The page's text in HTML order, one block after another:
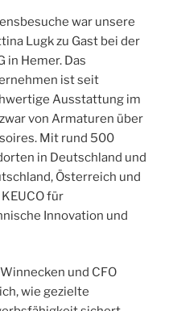
war unsere
Lugk zu Gast bei der
in Hemer. Das
ist seit
Ausstattung im
von Armaturen über
Mit rund 500
in Deutschland und
Österreich und
für
Innovation und
und CFO
wie gezielte